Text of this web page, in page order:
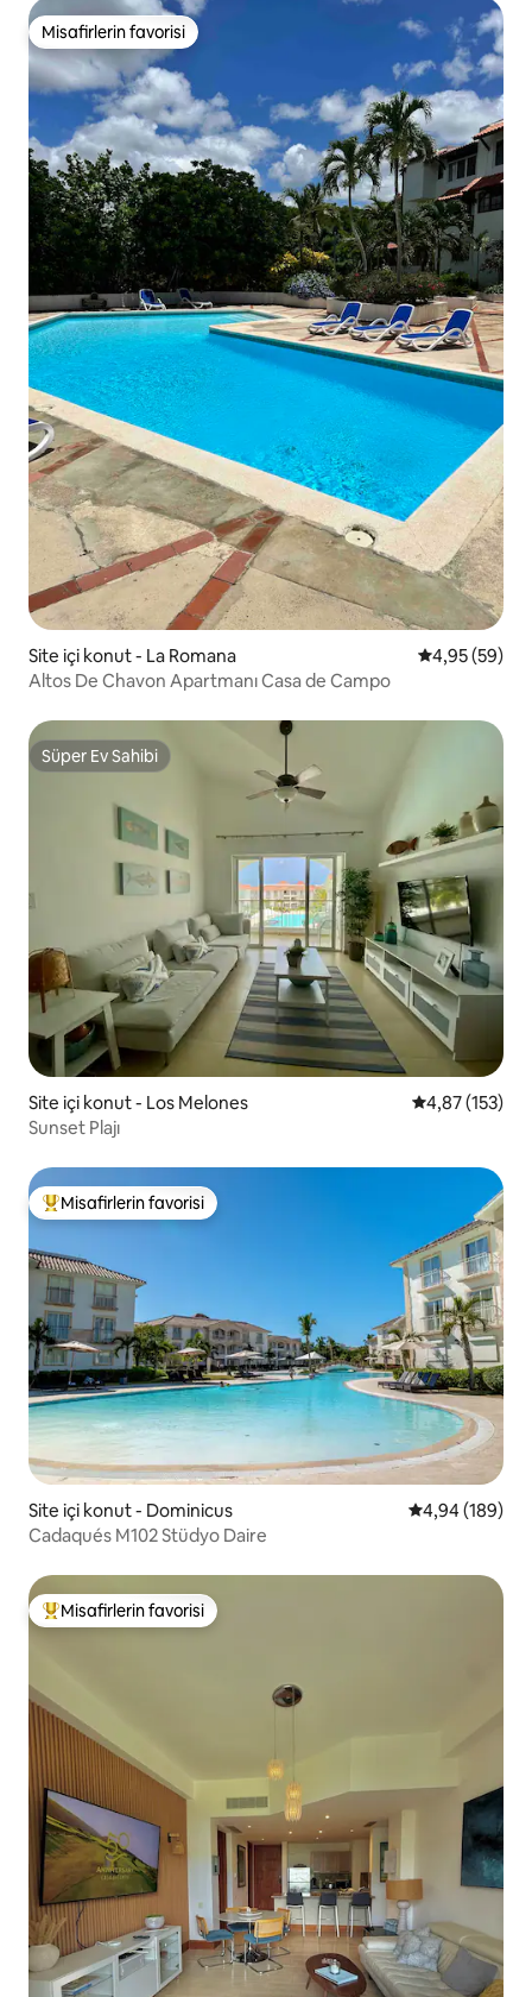
Misafirlerin favorisi
Misafirlerin favorisi
Site içi konut - La Romana 5 üzerinden
4,95 (59)
Altos De Chavon Apartmanı Casa de Campo
Süper Ev Sahibi
Süper Ev Sahibi
Site içi konut - Los Melones 5 üzerinden
4,87 (153)
Sunset Plajı
Misafirlerin favorilerinden en beğenilenler arasında
Misafirlerin favorisi
Site içi konut - Dominicus 5 üzerinden
4,94 (189)
Cadaqués M102 Stüdyo Daire
Misafirlerin favorilerinden en beğenilenler arasında
Misafirlerin favorisi